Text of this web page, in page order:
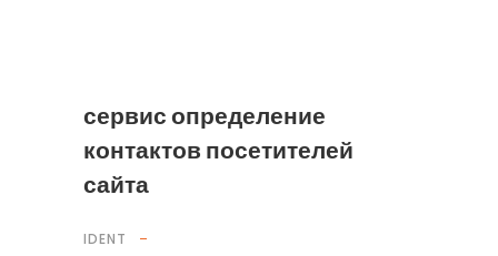
сервис определение
контактов посетителей
сайта
IDENT